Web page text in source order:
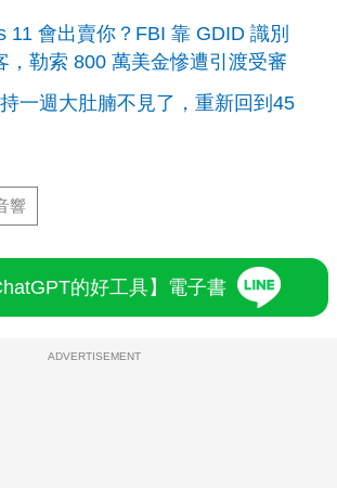
11 會出賣你？FBI 靠 GDID 識別
，勒索 800 萬美金慘遭引渡受審
一週大肚腩不見了，重新回到45
響
的好工具】電子書
ADVERTISEMENT